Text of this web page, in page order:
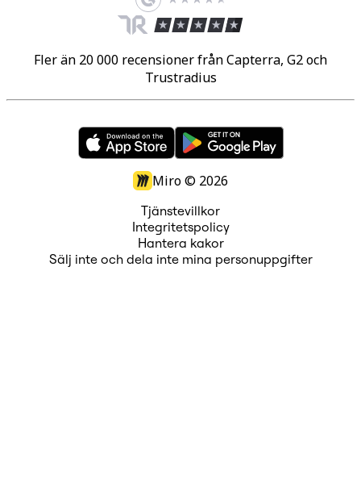
Fler än 20 000 recensioner från Capterra, G2 och
Trustradius
Miro © 2026
Tjänstevillkor
Integritetspolicy
Hantera kakor
Sälj inte och dela inte mina personuppgifter